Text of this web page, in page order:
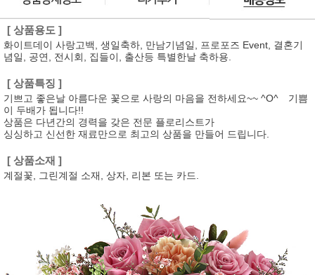
[ 상품용도 ]
화이트데이 사랑고백, 생일축하, 만남기념일, 프로포즈 Event, 결혼기
념일, 공연, 전시회, 집들이, 출산등 특별한날 축하용.
[ 상품특징 ]
기쁘고 좋은날 아름다운 꽃으로 사랑의 마음을 전하세요~~ ^O^ 기쁨
이 두배가 됩니다!!
상품은 다년간의 경력을 갖은 전문 플로리스트가
싱싱하고 신선한 재료만으로 최고의 상품을 만들어 드립니다.
[ 상품소재 ]
계절꽃, 그린계절 소재, 상자, 리본 또는 카드.